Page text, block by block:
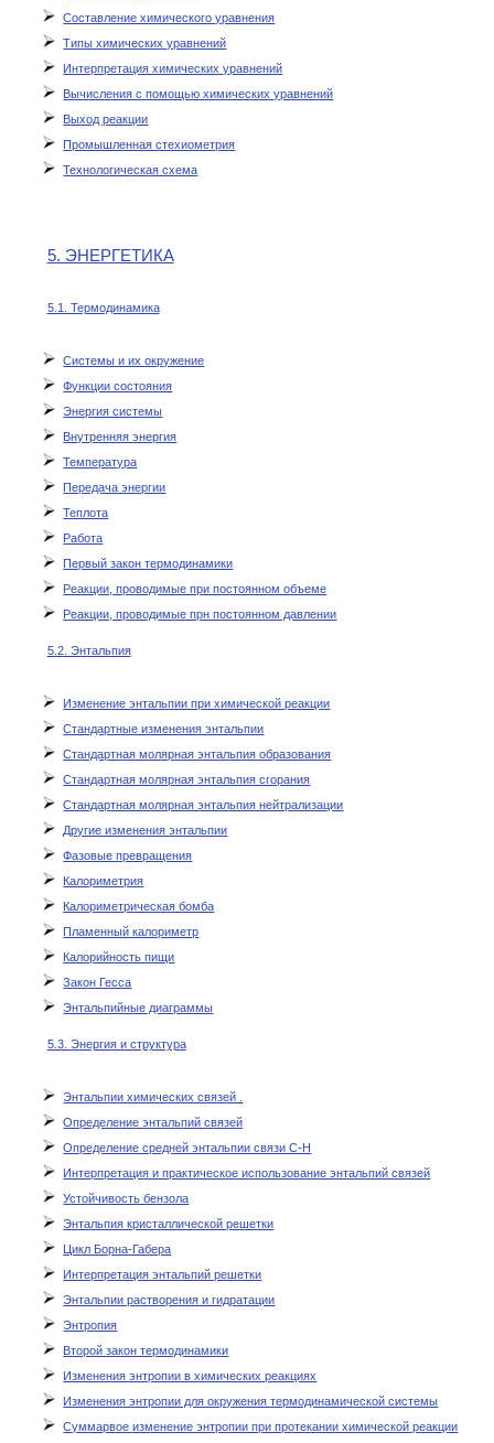
Составление химического уравнения
Типы химических уравнений
Интерпретация химических уравнений
Вычисления с помощью химических уравнений
Выход реакции
Промышленная стехиометрия
Технологическая схема
5. ЭНЕРГЕТИКА
5.1. Термодинамика
Системы и их окружение
Функции состояния
Энергия системы
Внутренняя энергия
Температура
Передача энергии
Теплота
Работа
Первый закон термодинамики
Реакции, проводимые при постоянном объеме
Реакции, проводимые прн постоянном давлении
5.2. Энтальпия
Изменение энтальпии при химической реакции
Стандартные изменения энтальпии
Стандартная молярная энтальпия образования
Стандартная молярная энтальпия сгорания
Стандартная молярная энтальпия нейтрализации
Другие изменения энтальпии
Фазовые превращения
Калориметрия
Калориметрическая бомба
Пламенный калориметр
Калорийность пищи
Закон Гесса
Энтальпийные диаграммы
5.3. Энергия и структура
Энтальпии химических связей .
Определение энтальпий связей
Определение средней энтальпии связи C-H
Интерпретация и практическое использование энтальпий связей
Устойчивость бензола
Энтальпия кристаллической решетки
Цикл Борна-Габера
Интерпретация энтальпий решетки
Энтальпии растворения и гидратации
Энтропия
Второй закон термодинамики
Изменения энтропии в химических реакциях
Изменения энтропии для окружения термодинамической системы
Суммарвое изменение энтропии при протекании химической реакции